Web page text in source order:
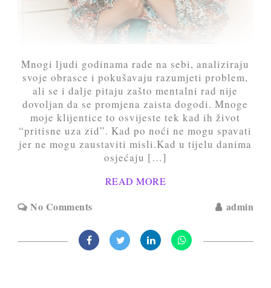
Mnogi ljudi godinama rade na sebi, analiziraju
svoje obrasce i pokušavaju razumjeti problem,
ali se i dalje pitaju zašto mentalni rad nije
dovoljan da se promjena zaista dogodi. Mnoge
moje klijentice to osvijeste tek kad ih život
“pritisne uza zid”. Kad po noći ne mogu spavati
jer ne mogu zaustaviti misli.Kad u tijelu danima
osjećaju […]
READ MORE
No Comments admin